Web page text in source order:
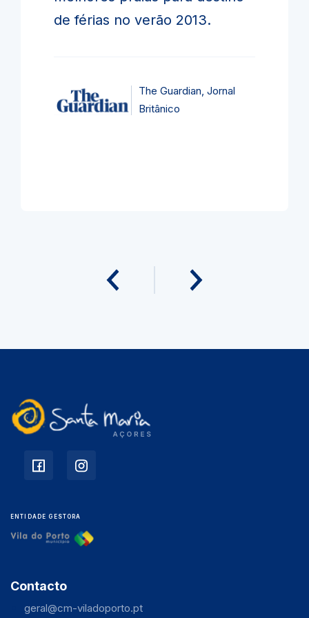
de férias no verão 2013.
The Guardian, Jornal
Britânico
ENTIDADE GESTORA
Contacto
geral@cm-viladoporto.pt